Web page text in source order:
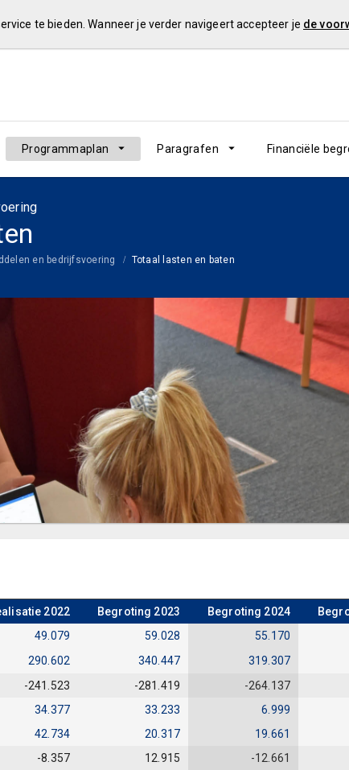
te bieden. Wanneer je verder navigeert accepteer je de
Programmaplan Paragrafen Financiële
en bedrijfsvoering Totaal lasten en baten
2022 Begroting 2023 Begroting 2024
49.079 59.028 55.170
290.602 340.447 319.307
-241.523 -281.419 -264.137
34.377 33.233 6.999
42.734 20.317 19.661
-8.357 12.915 -12.661